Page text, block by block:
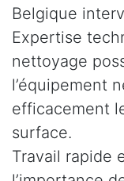
Belgique
Expertise
nettoyage
l’équipement
efficacement
surface.
Travail rapide